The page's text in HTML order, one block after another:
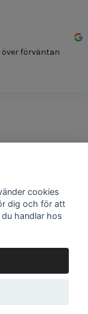
förväntan
cookies
dig och för att
handlar hos